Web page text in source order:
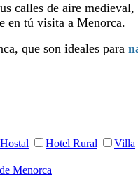
calles de aire medieval,
en tú visita a Menorca.
que son ideales para
Hostal Hotel Rural
Villa
Menorca